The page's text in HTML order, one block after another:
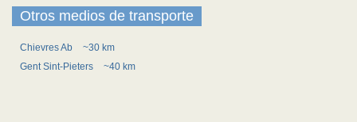
Otros medios de transporte
Chievres Ab
~30 km
Gent Sint-Pieters
~40 km